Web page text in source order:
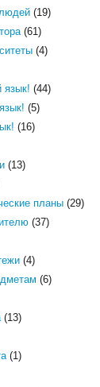
(19)
(61)
(4)
язык! (44)
(5)
(16)
(13)
планы(29)
(37)
(4)
(6)
(13)
(1)